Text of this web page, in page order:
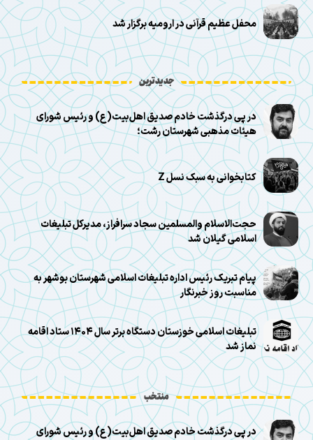
محفل عظیم قرآنی در ارومیه برگزار شد
جدیدترین
در پی درگذشت خادم صدیق اهل‌بیت(ع) و رئیس شورای
هیئات مذهبی شهرستان رشت؛
کتابخوانی به سبک نسل Z
حجت‌الاسلام والمسلمین سجاد سرافراز، مدیرکل تبلیغات
اسلامی گیلان شد
پیام تبریک رئیس اداره تبلیغات اسلامی شهرستان بوشهر به
مناسبت روز خبرنگار
تبلیغات اسلامی خوزستان دستگاه برتر سال ۱۴۰۴ ستاد اقامه
نماز شد
منتخب
در پی درگذشت خادم صدیق اهل‌بیت(ع) و رئیس شورای